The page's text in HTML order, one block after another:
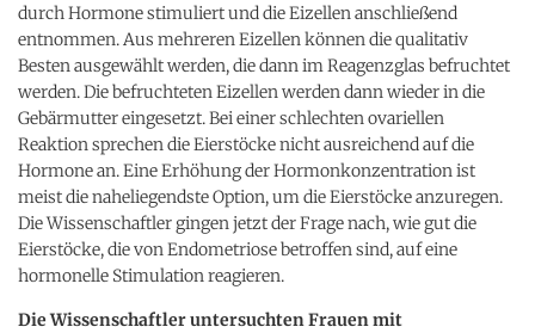
durch Hormone stimuliert und die Eizellen anschließend
entnommen. Aus mehreren Eizellen können die qualitativ
Besten ausgewählt werden, die dann im Reagenzglas befruchtet
werden. Die befruchteten Eizellen werden dann wieder in die
Gebärmutter eingesetzt. Bei einer schlechten ovariellen
Reaktion sprechen die Eierstöcke nicht ausreichend auf die
Hormone an. Eine Erhöhung der Hormonkonzentration ist
meist die naheliegendste Option, um die Eierstöcke anzuregen.
Die Wissenschaftler gingen jetzt der Frage nach, wie gut die
Eierstöcke, die von Endometriose betroffen sind, auf eine
hormonelle Stimulation reagieren.
Die Wissenschaftler untersuchten Frauen mit